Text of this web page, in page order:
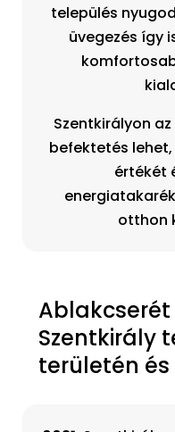
település
üvegezés így
Szentkirályon
befektetés
értékét
otthon
Szentkirály
területén